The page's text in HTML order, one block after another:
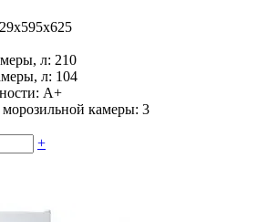
л: 210
л: 104
A+
камеры: 3
+